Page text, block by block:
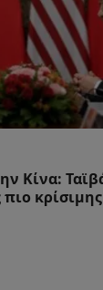
Κίνα:
πιο κρίσιμης